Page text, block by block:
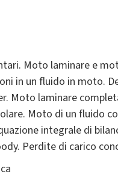
Moto laminare e
in un fluido in moto.
Moto laminare
Moto di un fluido
integrale di
Perdite di carico